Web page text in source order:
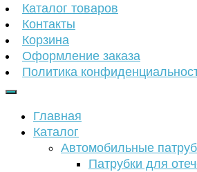
Каталог товаров
Контакты
Корзина
Оформление заказа
Политика
Главная
Каталог
Автомобильные
Патрубки для